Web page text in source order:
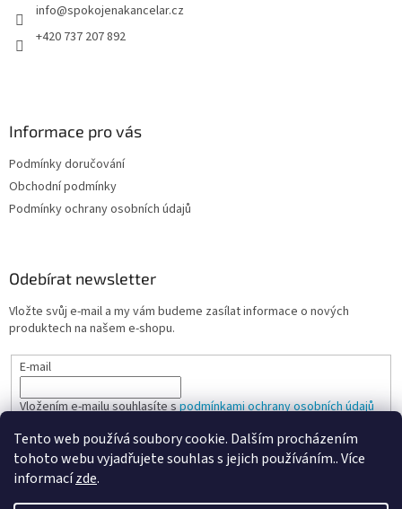
Tento web používá soubory cookie. Dalším procházením
tohoto webu vyjadřujete souhlas s jejich používáním.. Více
informacízde.
info@spokojenakancelar.cz
+420 737 207 892
Informace pro vás
Podmínky doručování
Obchodní podmínky
Podmínky ochrany osobních údajů
Odebírat newsletter
Vložte svůj e-mail a my vám budeme zasílat informace o nových
produktech na našem e-shopu.
E-mail
Vložením e-mailu souhlasíte spodmínkami ochrany osobních údajů
PŘIHLÁSIT SE